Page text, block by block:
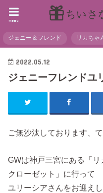
menu
ジェニー＆フレンド リカちゃ
2022.05.12
ジェニーフレンドユ
ご無沙汰しております、て
GWは神戸三宮にある「
クローゼット」に行って
ユリーシアさんをお迎え